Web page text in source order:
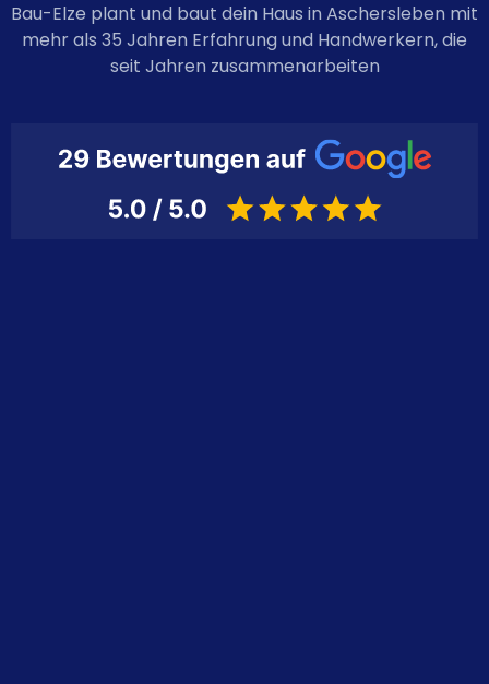
Bau-Elze plant und baut dein Haus in Aschersleben mit
mehr als 35 Jahren Erfahrung und Handwerkern, die
seit Jahren zusammenarbeiten